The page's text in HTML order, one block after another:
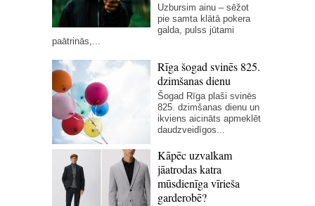
Uzbursim ainu – sēžot
pie samta klātā pokera
galda, pulss jūtami
paātrinās,...
Rīga šogad svinēs 825.
dzimšanas dienu
Šogad Rīga plaši svinēs
825. dzimšanas dienu un
ikviens aicināts apmeklēt
daudzveidīgos...
Kāpēc uzvalkam
jāatrodas katra
mūsdienīga vīrieša
garderobē?